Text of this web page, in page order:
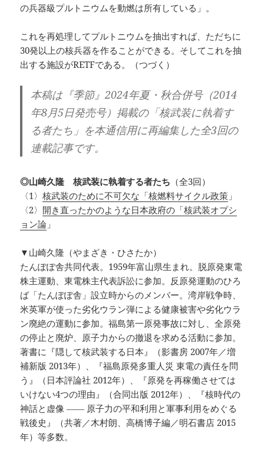
の兵器級プルトニウムを動燃は所有している」。
これを再処理してプルトニウムを抽出すれば、ただちに
30発以上の核兵器を作ることができる。そしてこれを抽
出する施設がRETFである。（つづく）
本稿は『季節』2024年夏・秋合併号（2014
年8月5日発売号）掲載の「核武装に執着す
る者たち」を本通信用に再編集した全3回の
連載記事です。
◎山崎久隆 核武装に執着する者たち （全3回）
〈1〉核武装のために不可欠な「核燃料サイクル政策 」
〈2〉 開き直ったかのような日本政府の「核武装オプシ
ョン論 」
▼山崎久隆（やまざき・ひさたか）
たんぽぽ舎共同代表。1959年富山県生まれ。脱原発東電
株主運動、東電株主代表訴訟に参加。反原発運動のひろ
ば「たんぽぽ舎」設立時からのメンバー。湾岸戦争時、
米英軍が使った劣化ウラン弾による健康被害や劣化ウラ
ン廃絶の運動に参加。福島第一原発事故に対し、全原発
の停止と廃炉、原子力からの撤退を求める活動に参加。
著書に『隠して核武装する日本』（影書房 2007年／増
補新版 2013年）、『福島原発多重人災 東電の責任を問
う』（日本評論社 2012年）、『原発を再稼働させては
いけない4つの理由』（合同出版 2012年）、『核時代の
神話と虚像 ―― 原子力の平和利用と軍事利用をめぐる
戦後史』（共著／木村朗、高橋博子編／明石書店 2015
年）等多数。